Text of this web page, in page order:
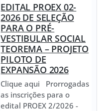
EDITAL PROEX 02-
2026 DE SELEÇÃO
PARA O PRÉ-
VESTIBULAR SOCIAL
TEOREMA – PROJETO
PILOTO DE
EXPANSÃO 2026
Clique aqui Prorrogadas
as inscrições para o
edital PROEX 2/2026 -